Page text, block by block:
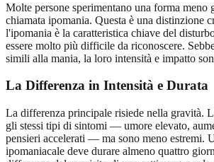
Molte persone sperimentano una forma meno
chiamata ipomania. Questa è una distinzione
l'ipomania è la caratteristica chiave del
essere molto più difficile da riconoscere.
simili alla mania, la loro intensità e impatto
La Differenza in Intensità e Durata
La differenza principale risiede nella gravità.
gli stessi tipi di sintomi — umore elevato,
pensieri accelerati — ma sono meno estremi.
ipomaniacale deve durare almeno quattro